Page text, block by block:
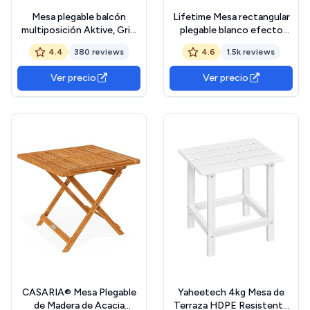
Mesa plegable balcón
multiposición Aktive, Gris,
61034
4.4 380 reviews
Ver precio
Lifetime Mesa rectangular
plegable blanco efecto
granito 185x76x74 cm
(92105)
4.6 1.5k reviews
Ver precio
CASARIA® Mesa Plegable
de Madera de Acacia
Yaheetech 4kg Mesa de
Terraza HDPE Resistente